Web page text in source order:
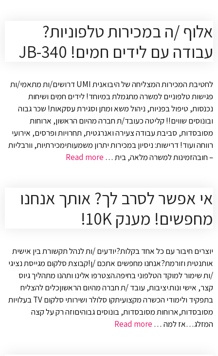
אלוף /ה במכירות טלפוניות?
עבודה עם לידים חמים! JB-340
לחטיבת המכירות המצליחה של היבואנית UMI דרושים/ות מתאמי/ות
פגישות טלפוניים למשרה מתגמלת במיוחד! לידים חמים ושיחות
נכנסות, טיפול בפניות, ניהול משא ומתן וסגירת עסקאות! שכר גבוה
ובונוסים שווים!! קליטה כעובד/ת חברה מהיום הראשון, ארוחות
מסובסדות, סביבת עבודה צעירה ואנרגטית, תחרויות ופרסים, אירועי
רווחה ועוד! דרישות: ניסיון במכירות יתרון משמעותימכירתיות, וורבליות
– חובהזמינות למשרה מלאה, בית … Read more
אי אפשר לסרב לך? אותך אנחנו
מחפשים! מענק 10K!
יוצרים חיבור עם כל אחד בקלות?יודעים /ות לנהל תקשורת בין אישית
אותנטית וזורמת?אנחנו מחפשים אתכם /ן!קבוצת סלקום מגייסת נציגי
/ות שימור למוקד הטלפוני בחיפה.הצטרפו אלינו ותהנו מתהליך גיוס
קצר, אישי ונוח.יציבות, עובד /ת חברה מהיום הראשוןכלים להצליח
בתפקיד ולימודי הכשרה מקצועיתקו סלולר ושירותי סלקום TV בעלויות
מסובסדות,ארוחות מסובסדות, בונוסים גבוהיםוזה רק על קצה
המזלג…אז למה … Read more